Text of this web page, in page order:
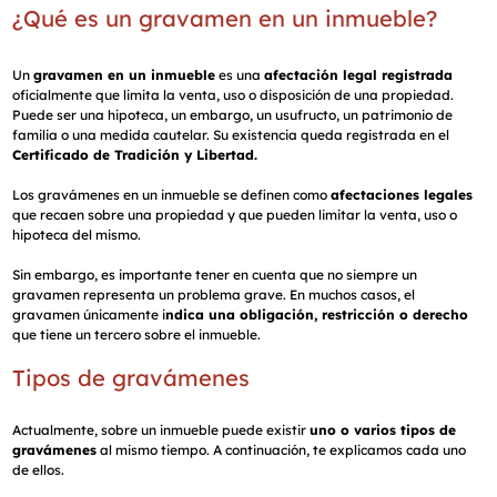
¿Qué es un gravamen en un inmueble?
Ungravamen en un inmueble es unaafectación legal registrada
oficialmente que limita la venta, uso o disposición de una propiedad.
Puede ser una hipoteca, un embargo, un usufructo, un patrimonio de
familia o una medida cautelar. Su existencia queda registrada en el
Certificado de Tradición y Libertad.
Los gravámenes en un inmueble se definen comoafectaciones legales
que recaen sobre una propiedad y que pueden limitar la venta, uso o
hipoteca del mismo.
Sin embargo, es importante tener en cuenta que no siempre un
gravamen representa un problema grave. En muchos casos, el
gravamen únicamente indica una obligación, restricción o derecho
que tiene un tercero sobre el inmueble.
Tipos de gravámenes
Actualmente, sobre un inmueble puede existiruno o varios tipos de
gravámenes al mismo tiempo. A continuación, te explicamos cada uno
de ellos.